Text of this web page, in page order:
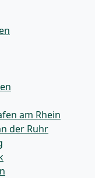
am Rhein
der Ruhr